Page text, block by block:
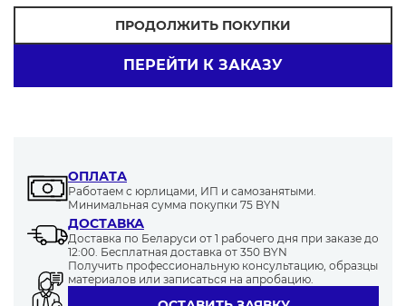
ПРОДОЛЖИТЬ ПОКУПКИ
ПЕРЕЙТИ К ЗАКАЗУ
ОПЛАТА
Работаем с юрлицами, ИП и самозанятыми.
Минимальная сумма покупки 75 BYN
ДОСТАВКА
Доставка по Беларуси от 1 рабочего дня при заказе до
12:00. Бесплатная доставка от 350 BYN
Получить профессиональную консультацию, образцы
материалов или записаться на апробацию.